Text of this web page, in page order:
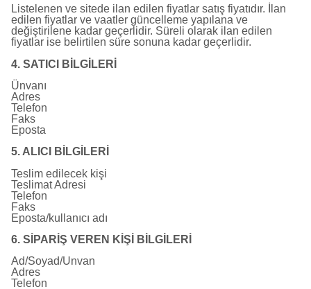
Listelenen ve sitede ilan edilen fiyatlar satış fiyatıdır. İlan
edilen fiyatlar ve vaatler güncelleme yapılana ve
değiştirilene kadar geçerlidir. Süreli olarak ilan edilen
fiyatlar ise belirtilen süre sonuna kadar geçerlidir.
4. SATICI BİLGİLERİ
Ünvanı
Adres
Telefon
Faks
Eposta
5. ALICI BİLGİLERİ
Teslim edilecek kişi
Teslimat Adresi
Telefon
Faks
Eposta/kullanıcı adı
6. SİPARİŞ VEREN KİŞİ BİLGİLERİ
Ad/Soyad/Unvan
Adres
Telefon